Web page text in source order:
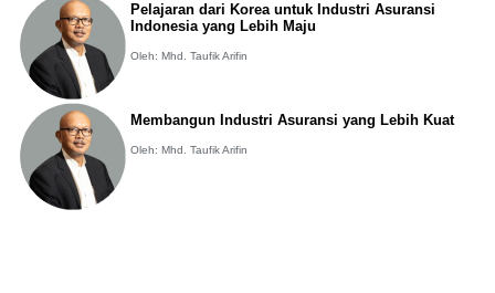
Pelajaran dari Korea untuk Industri Asuransi
Indonesia yang Lebih Maju
Oleh: Mhd. Taufik Arifin
Membangun Industri Asuransi yang Lebih Kuat
Oleh: Mhd. Taufik Arifin